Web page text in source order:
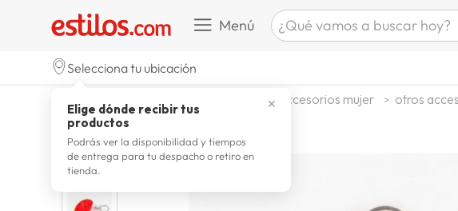
Menú ¿Qué vamos a buscar hoy?
zapatillas mujer
Selecciona tu ubicación
✕
Elige dónde recibir tus
productos
Podrás ver la disponibilidad y tiempos
de entrega para tu despacho o retiro en
tienda.
accesorios mujer otros